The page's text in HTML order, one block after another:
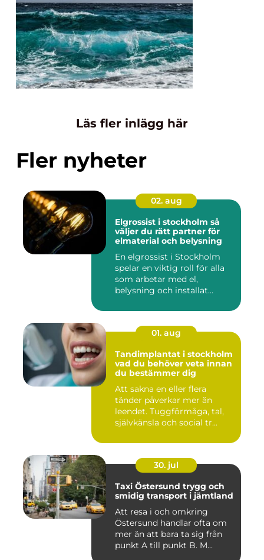
Läs fler inlägg här
Fler nyheter
02. aug
Elgrossist i stockholm så
väljer du rätt partner för
elmaterial och belysning
En elgrossist i Stockholm
spelar en viktig roll för alla
som arbetar med el,
belysning och installat...
01. aug
Tandimplantat i stockholm
vad du behöver veta innan
du bestämmer dig
Att sakna en eller flera
tänder påverkar mer än
leendet. Tuggförmåga, tal,
självkänsla och social tr...
30. jul
Taxi Östersund trygg och
smidig transport i jämtland
Att resa i och omkring
Östersund handlar ofta om
mer än att bara ta sig från
punkt A till punkt B. M...